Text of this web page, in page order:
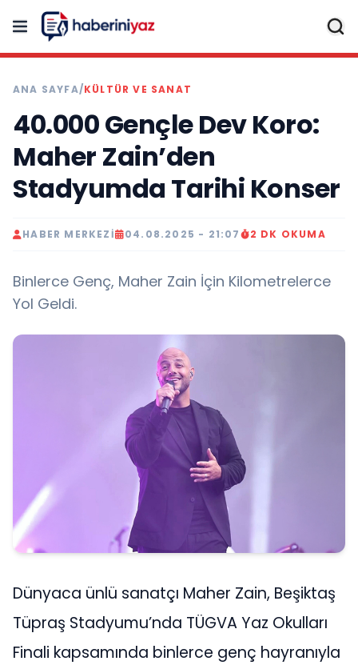
ANA SAYFA/KÜLTÜR VE SANAT
40.000 Gençle Dev Koro:
Maher Zain’den
Stadyumda Tarihi Konser
HABER MERKEZI 04.08.2025 - 21:07 2 DK OKUMA
Binlerce Genç, Maher Zain İçin Kilometrelerce
Yol Geldi.
Dünyaca ünlü sanatçı Maher Zain, Beşiktaş
Tüpraş Stadyumu’nda TÜGVA Yaz Okulları
Finali kapsamında binlerce genç hayranıyla